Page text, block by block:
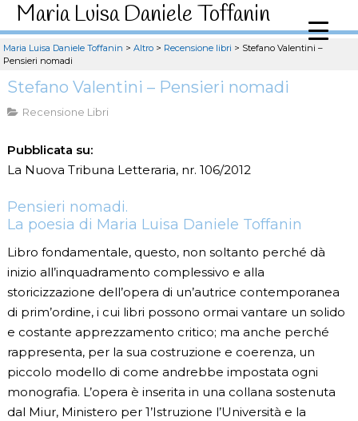
Maria Luisa Daniele Toffanin
Maria Luisa Daniele Toffanin > Altro > Recensione libri > Stefano Valentini –
Pensieri nomadi
Stefano Valentini – Pensieri nomadi
Recensione Libri
Pubblicata su:
La Nuova Tribuna Letteraria, nr. 106/2012
Pensieri nomadi.
La poesia di Maria Luisa Daniele Toffanin
Libro fondamentale, questo, non soltanto perché dà
inizio all’inquadramento complessivo e alla
storicizzazione dell’opera di un’autrice contemporanea
di prim’ordine, i cui libri possono ormai vantare un solido
e costante apprezzamento critico; ma anche perché
rappresenta, per la sua costruzione e coerenza, un
piccolo modello di come andrebbe impostata ogni
monografia. L’opera è inserita in una collana sostenuta
dal Miur, Ministero per 1’Istruzione l’Università e la